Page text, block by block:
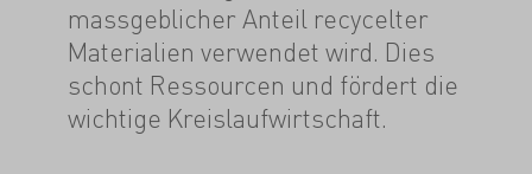
massgeblicher Anteil recycelter
Materialien verwendet wird. Dies
schont Ressourcen und fördert die
wichtige Kreislaufwirtschaft.